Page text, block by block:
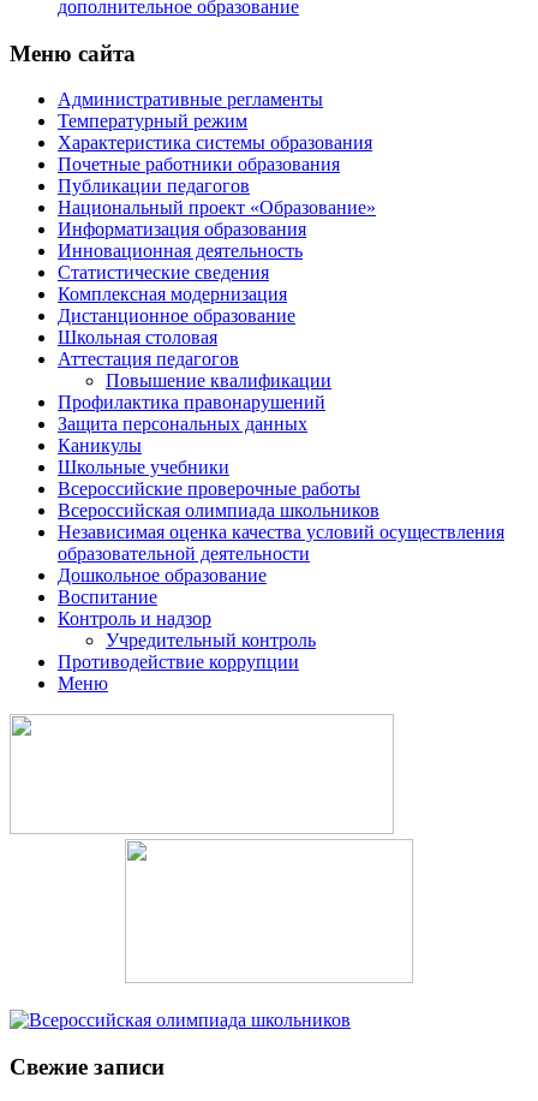
дополнительное образование
Меню сайта
Административные регламенты
Температурный режим
Характеристика системы образования
Почетные работники образования
Публикации педагогов
Национальный проект «Образование»
Информатизация образования
Инновационная деятельность
Статистические сведения
Комплексная модернизация
Дистанционное образование
Школьная столовая
Аттестация педагогов
Повышение квалификации
Профилактика правонарушений
Защита персональных данных
Каникулы
Школьные учебники
Всероссийские проверочные работы
Всероссийская олимпиада школьников
Независимая оценка качества условий осуществления
образовательной деятельности
Дошкольное образование
Воспитание
Контроль и надзор
Учредительный контроль
Противодействие коррупции
Меню
Свежие записи